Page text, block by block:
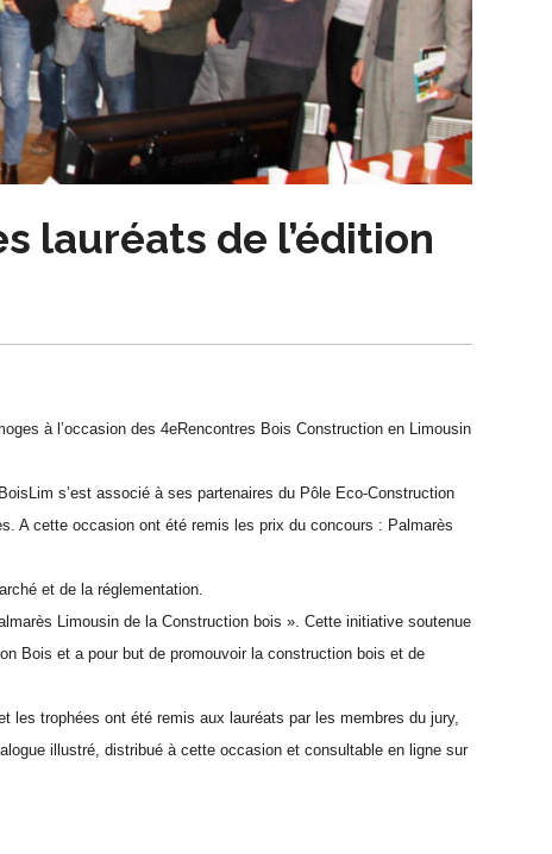
lauréats de l’édition
à l’occasion des 4eRencontres Bois Construction en Limousin
s’est associé à ses partenaires du Pôle Eco-Construction
A cette occasion ont été remis les prix du concours : Palmarès
et de la réglementation.
Limousin de la Construction bois ». Cette initiative soutenue
Bois et a pour but de promouvoir la construction bois et de
les trophées ont été remis aux lauréats par les membres du jury,
illustré, distribué à cette occasion et consultable en ligne sur